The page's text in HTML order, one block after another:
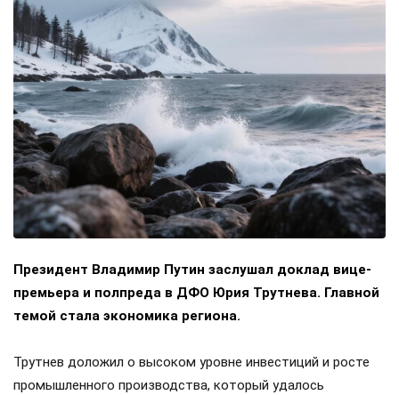
Президент Владимир Путин заслушал доклад вице-
премьера и полпреда в ДФО Юрия Трутнева. Главной
темой стала экономика региона.
Трутнев доложил о высоком уровне инвестиций и росте
промышленного производства, который удалось